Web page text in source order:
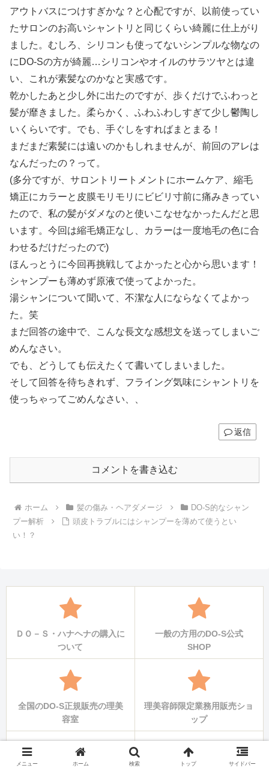
アウトバスにつけすぎかな？と心配ですが、以前使ってい
たサロンのお高いシャントリと同じくらい綺麗に仕上がり
ました。むしろ、シリコンも使ってないシンプルな物なの
にDO-Sの方が綺麗…シリコンやオイルのサラツヤとは違
い、これが素髪なのかなと実感です。
乾かしたあと少し外に出たのですが、歩くだけでふわっと
髪が靡きました。柔らかく、ふわふわしすぎて少し鬱陶し
いくらいです。でも、手ぐしをすればまとまる！
まだまだ素髪には遠いのかもしれませんが、前回のアレは
なんだったの？って。
(多分ですが、サロントリートメントにホームケア、縮毛
矯正にカラーと皮膜モリモリにビビリ寸前に痛みきってい
たので、私の髪がダメなのと使いこなせなかったんだと思
います。今回は縮毛矯正なし、カラーは一度地毛の色に合
わせるだけだったので)
ほんっとうに今回再挑戦してよかったと心から思います！
シャンプーも薄めず原液で使ってよかった。
湯シャンについて聞いて、不潔な人にならなくてよかっ
た。笑
まだ回答の途中で、こんな長文な感想文を送ってしまいご
めんなさい。
でも、どうしても伝えたくて書いてしまいました。
そして回答を待ちきれず、フライング気味にシャントリを
使っちゃってごめんなさい、、
返信
コメントを書き込む
ホーム 髪の傷み・ヘアダメージ
DO-S的なシャン
プー解析
頭皮トラブルにはシャンプーを薄めて使うとい
い！？
ＤＯ－Ｓ・ハナヘナの購入に
ついて
一般の方用のDO-S公式
SHOP
全国のDO-S正規販売の理美
容室
理美容師限定業務用販売ショ
ップ
メニュー ホーム 検索 トップ サイドバー